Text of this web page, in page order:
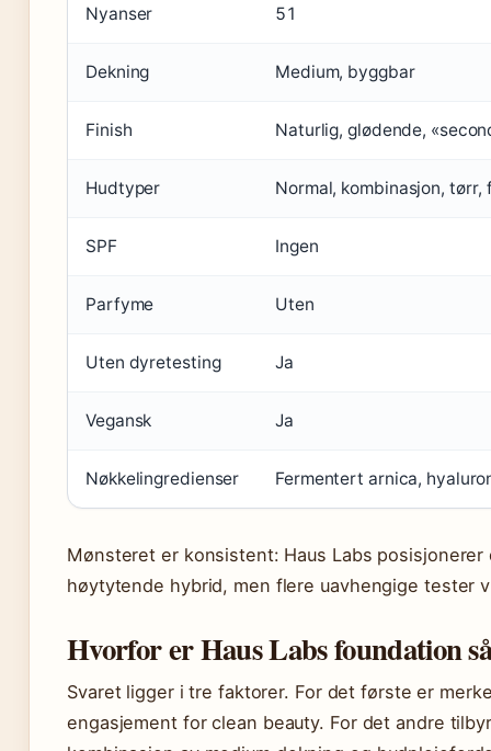
Nyanser 51
Dekning Medium, byggbar
Finish Naturlig, glødende,
Hudtyper Normal, kombinasjon,
SPF Ingen
Parfyme Uten
Uten dyretesting Ja
Vegansk Ja
Nøkkelingredienser Fermentert arnica,
Mønsteret er konsistent: Haus Labs
høytytende hybrid, men flere uavhengige tester
Hvorfor er Haus Labs foundation
Svaret ligger i tre faktorer. For det første er
engasjement for clean beauty. For det andre